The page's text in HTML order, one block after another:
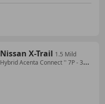
Nissan X-Trail 1.5 Mild
Hybrid Acenta Connect '' 7P - 360